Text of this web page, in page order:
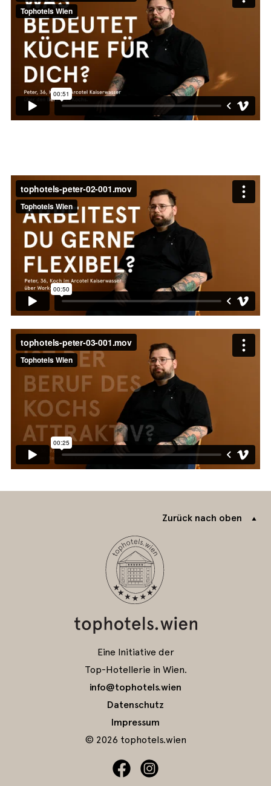
Zurück nach oben
Eine Initiative der
Top-Hotellerie in Wien.
info@tophotels.wien
Datenschutz
Impressum
© 2026 tophotels.wien